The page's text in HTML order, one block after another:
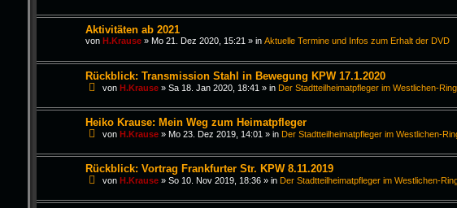
Aktivitäten ab 2021
von H.Krause» Mo 21. Dez 2020, 15:21 » in Aktuelle Termine und Infos zum Erhalt der DVD
Rückblick: Transmission Stahl in Bewegung KPW 17.1.2020
von H.Krause» Sa 18. Jan 2020, 18:41 » in Der Stadtteilheimatpfleger im Westlichen-
Heiko Krause: Mein Weg zum Heimatpfleger
von H.Krause» Mo 23. Dez 2019, 14:01 » in Der Stadtteilheimatpfleger im Westlichen-
Rückblick: Vortrag Frankfurter Str. KPW 8.11.2019
von H.Krause» So 10. Nov 2019, 18:36» in Der Stadtteilheimatpfleger im Westlichen-